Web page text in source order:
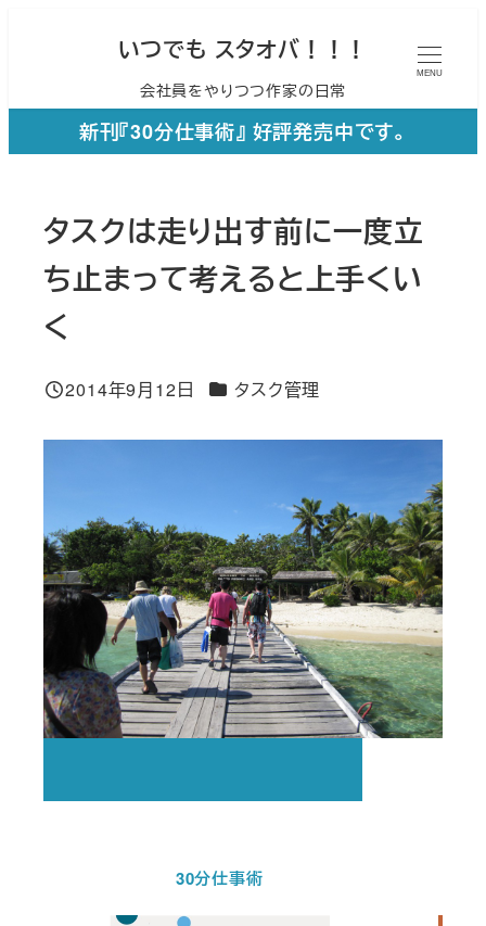
ン
いつでも スタオバ！！！
会社員をやりつつ作家の日常
MENU
新刊『30分仕事術』 好評発売中です。
タスクは走り出す前に一度立
ち止まって考えると上手くい
く
投稿日
2014年9月12日 カテゴリー
タスク管理
30分仕事術